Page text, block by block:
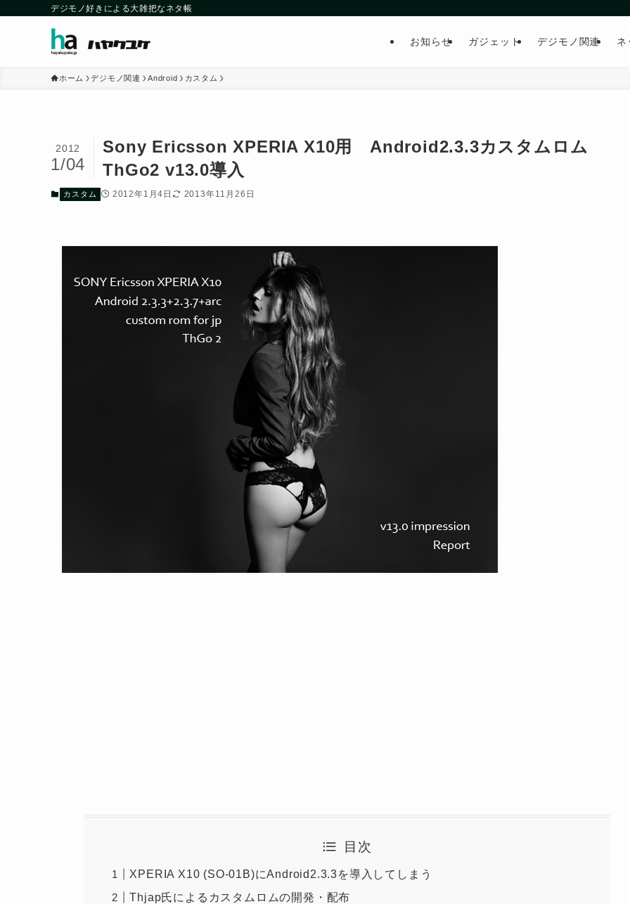
デジモノ好きによる大雑把なネタ帳
お知らせ ガジェット デジモノ関連 ネ
ホーム デジモノ関連 Android カスタム
Sony Ericsson XPERIA X10用 Android2.3.3カスタムロム
ThGo2 v13.0導入
2012
1/04
カスタム 2012年1月4日 2013年11月26日
目次
XPERIA X10 (SO-01B)にAndroid2.3.3を導入してしまう
Thjap氏によるカスタムロムの開発・配布